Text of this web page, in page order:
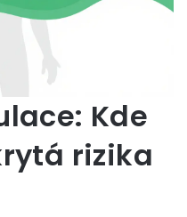
Kde
rizika